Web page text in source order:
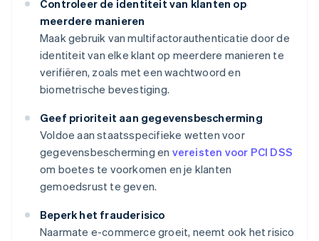
Controleer de identiteit van klanten op
meerdere manieren
Maak gebruik van multifactorauthenticatie door de
identiteit van elke klant op meerdere manieren te
verifiëren, zoals met een wachtwoord en
biometrische bevestiging.
Geef prioriteit aan gegevensbescherming
Voldoe aan staatsspecifieke wetten voor
gegevensbescherming en vereisten voor PCI DSS
om boetes te voorkomen en je klanten
gemoedsrust te geven.
Beperk het frauderisico
Naarmate e-commerce groeit, neemt ook het risico